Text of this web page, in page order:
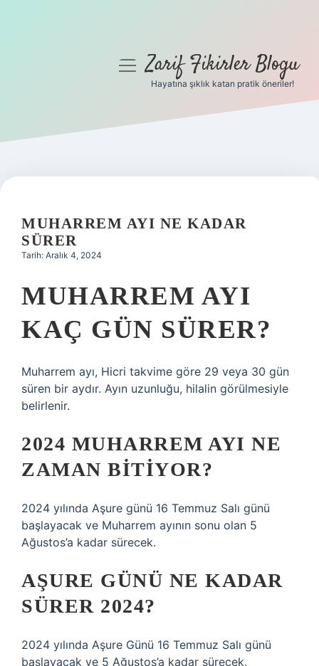
Gizlilik Politikası
Yasal Uyarı
menüyüZarif Fikirler Blogu
Hayatına şıklık katan pratik öneriler!
MUHARREM AYI NE KADAR
SÜRER
Tarih: Aralık 4, 2024
MUHARREM AYI
KAÇ GÜN SÜRER?
Muharrem ayı, Hicri takvime göre 29 veya 30 gün
süren bir aydır. Ayın uzunluğu, hilalin görülmesiyle
belirlenir.
2024 MUHARREM AYI NE
ZAMAN BITIYOR?
2024 yılında Aşure günü 16 Temmuz Salı günü
başlayacak ve Muharrem ayının sonu olan 5
Ağustos’a kadar sürecek.
AŞURE GÜNÜ NE KADAR
SÜRER 2024?
2024 yılında Aşure Günü 16 Temmuz Salı günü
başlayacak ve 5 Ağustos’a kadar sürecek.